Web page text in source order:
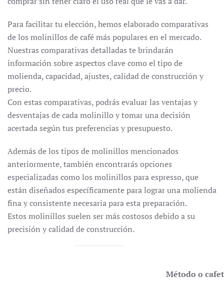
Para facilitar tu elección, hemos elaborado comparativas
de los molinillos de café más populares en el mercado.
Nuestras comparativas detalladas te brindarán
información sobre aspectos clave como el tipo de
molienda, capacidad, ajustes, calidad de construcción y
precio.
Con estas comparativas, podrás evaluar las ventajas y
desventajas de cada molinillo y tomar una decisión
acertada según tus preferencias y presupuesto.
Además de los tipos de molinillos mencionados
anteriormente, también encontrarás opciones
especializadas como los molinillos para espresso, que
están diseñados específicamente para lograr una molienda
fina y consistente necesaria para esta preparación.
Estos molinillos suelen ser más costosos debido a su
precisión y calidad de construcción.
Método o